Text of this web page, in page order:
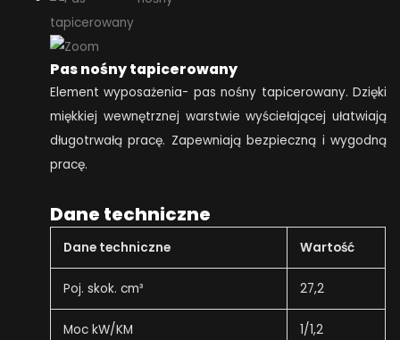
Pas nośny tapicerowany
Element wyposażenia- pas nośny tapicerowany. Dzięki
miękkiej wewnętrznej warstwie wyściełającej ułatwiają
długotrwałą pracę. Zapewniają bezpieczną i wygodną
pracę.
Dane techniczne
Dane techniczne Wartość
Poj. skok. cm³ 27,2
Moc kW/KM 1/1,2